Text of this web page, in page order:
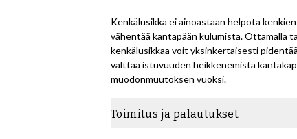
Kenkälusikka ei ainoastaan helpota
vähentää kantapään kulumista. Ottamalla
kenkälusikkaa voit yksinkertaisesti
välttää istuvuuden heikkenemistä
muodonmuutoksen vuoksi.
Toimitus ja palautukset